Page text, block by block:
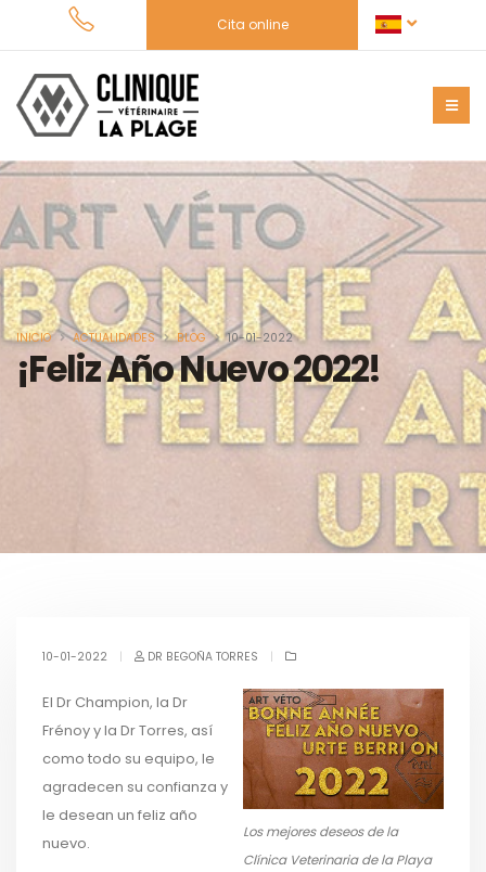
Cita online
¡Feliz Año Nuevo 2022!
INICIO ACTUALIDADES BLOG 10-01-2022
10-01-2022 DR BEGOÑA TORRES
Los mejores deseos de la
Clínica Veterinaria de la Playa
El Dr Champion, la Dr
Frénoy y la Dr Torres, así
como todo su equipo, le
agradecen su confianza y
le desean un feliz año
nuevo.